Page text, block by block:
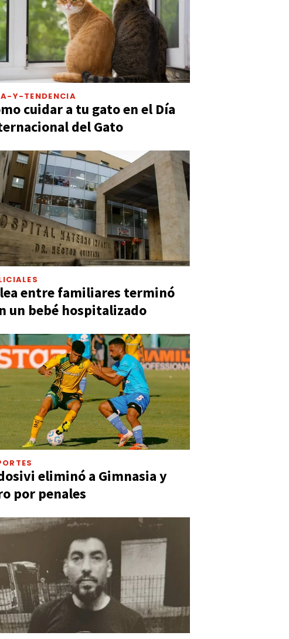
Y-TENDENCIA
cuidar a tu gato en el Día
del Gato
entre familiares terminó
un bebé hospitalizado
eliminó a Gimnasia y
por penales